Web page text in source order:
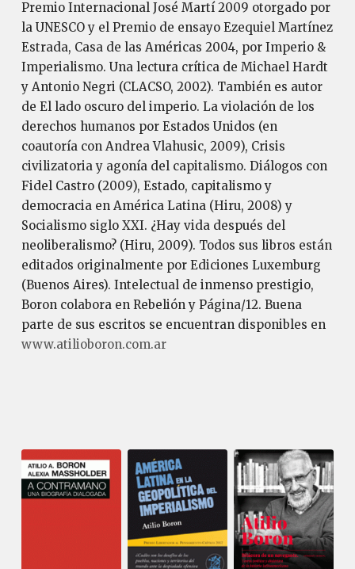
Premio Internacional José Martí 2009 otorgado por
la UNESCO y el Premio de ensayo Ezequiel Martínez
Estrada, Casa de las Américas 2004, por Imperio &
Imperialismo. Una lectura crítica de Michael Hardt
y Antonio Negri (CLACSO, 2002). También es autor
de El lado oscuro del imperio. La violación de los
derechos humanos por Estados Unidos (en
coautoría con Andrea Vlahusic, 2009), Crisis
civilizatoria y agonía del capitalismo. Diálogos con
Fidel Castro (2009), Estado, capitalismo y
democracia en América Latina (Hiru, 2008) y
Socialismo siglo XXI. ¿Hay vida después del
neoliberalismo? (Hiru, 2009). Todos sus libros están
editados originalmente por Ediciones Luxemburg
(Buenos Aires). Intelectual de inmenso prestigio,
Boron colabora en Rebelión y Página/12. Buena
parte de sus escritos se encuentran disponibles en
www.atilioboron.com.ar